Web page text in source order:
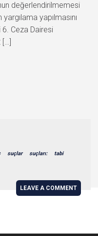
değerlendirilmemesi
yapılmasını
Ceza Dairesi
suçlar suçları: tabi
LEAVE A COMMENT